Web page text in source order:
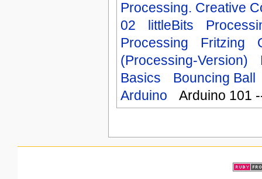
Processing. Creative
02
littleBits
Processing
Fritzing
(Processing-Version)
Basics
Bouncing Ball
Arduino
Arduino 101